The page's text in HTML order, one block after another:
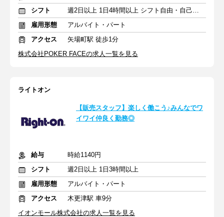
シフト
週2日以上 1日4時間以上 シフト自由・自己申告
雇用形態
アルバイト・パート
アクセス
矢場町駅 徒歩1分
株式会社POKER FACEの求人一覧を見る
ライトオン
【販売スタッフ】楽しく働こう♪みんなでワ
イワイ仲良く勤務◎
給与
時給1140円
シフト
週2日以上 1日3時間以上
雇用形態
アルバイト・パート
アクセス
木更津駅 車9分
イオンモール株式会社の求人一覧を見る